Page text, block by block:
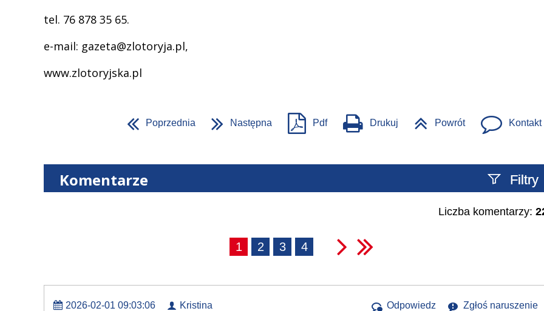
tel. 76 878 35 65.
e-mail: gazeta@zlotoryja.pl,
www.zlotoryjska.pl
Poprzednia Następna Pdf Drukuj Powrót Kontakt
Komentarze Filtry
Szukany tekst
Liczba komentarzy:
1 2 3 4
2026-02-01 09:03:06 Kristina Odpowiedz Zgłoś naruszenie